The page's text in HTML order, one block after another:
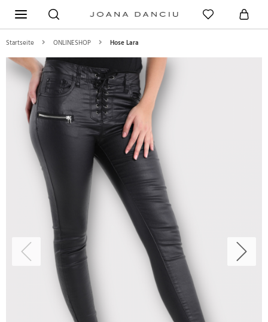
Startseite ONLINESHOP Hose Lara
Previous Next